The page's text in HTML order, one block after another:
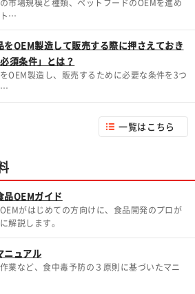
市場規模と種類、ペットフードのOEMを進め
…
をOEM製造して販売する際に押さえておき
須条件」とは？
OEM製造し、販売するために必要な条件を3つ
…
一覧はこちら
品OEMガイド
がはじめての方向けに、食品開発のプロが
解説します。
ニュアル
業など、食中毒予防の３原則に基づいたマニ